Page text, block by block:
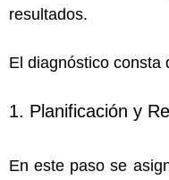
resultados.
El diagnóstico consta
1. Planificación y
En este paso se